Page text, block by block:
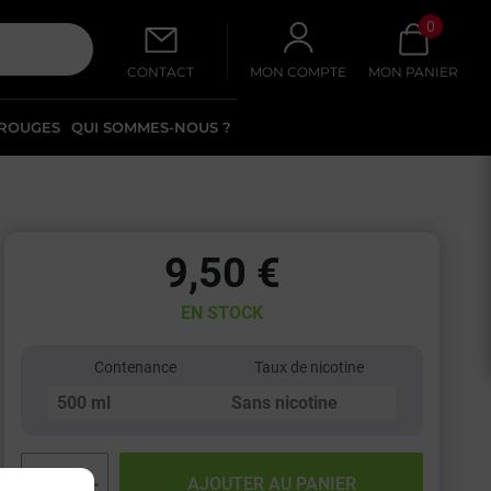
CONTACT
QUI SOMMES-NOUS ?
MON COMPTE
0
MON PANIER
9,50 €
EN STOCK
Contenance Taux de nicotine
+ AJOUTER AU PANIER